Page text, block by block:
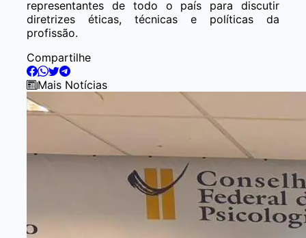
representantes de todo o país para discutir
diretrizes éticas, técnicas e políticas da
profissão.
Compartilhe
Mais Notícias